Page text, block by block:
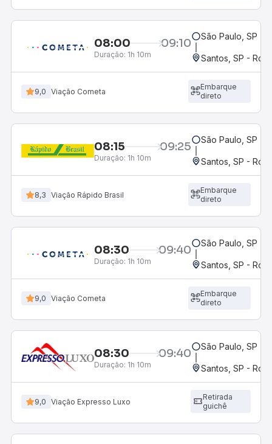
08:00 09:10
Duração: 1h 10m
São Paulo, SP -
Santos, SP -
9,0 Viação Cometa
Embarque
direto
08:15 09:25
Duração: 1h 10m
São Paulo, SP -
Santos, SP -
8,3 Viação Rápido Brasil
Embarque
direto
08:30 09:40
Duração: 1h 10m
São Paulo, SP -
Santos, SP -
9,0 Viação Cometa
Embarque
direto
08:30 09:40
Duração: 1h 10m
São Paulo, SP -
Santos, SP -
9,0 Viação Expresso Luxo
Retirada
guichê